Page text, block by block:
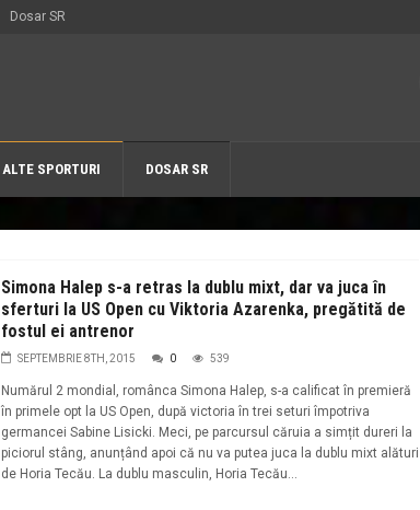
Dosar SR
ALTE SPORTURI DOSAR SR
Simona Halep s-a retras la dublu mixt, dar va juca în
sferturi la US Open cu Viktoria Azarenka, pregătită de
fostul ei antrenor
SEPTEMBRIE 8TH, 2015 0 539
Numărul 2 mondial, românca Simona Halep, s-a calificat în premieră
în primele opt la US Open, după victoria în trei seturi împotriva
germancei Sabine Lisicki. Meci, pe parcursul căruia a simțit dureri la
piciorul stâng, anunțând apoi că nu va putea juca la dublu mixt alături
de Horia Tecău. La dublu masculin, Horia Tecău...